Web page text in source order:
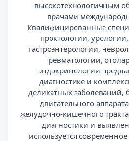
высокотехнологичным
врачами
Квалифицированные
проктологии,
гастроэнтерологии,
ревматологии,
эндокринологии
диагностике и
деликатных заболеваний,
двигательного
желудочно-кишечного
диагностики и
используется